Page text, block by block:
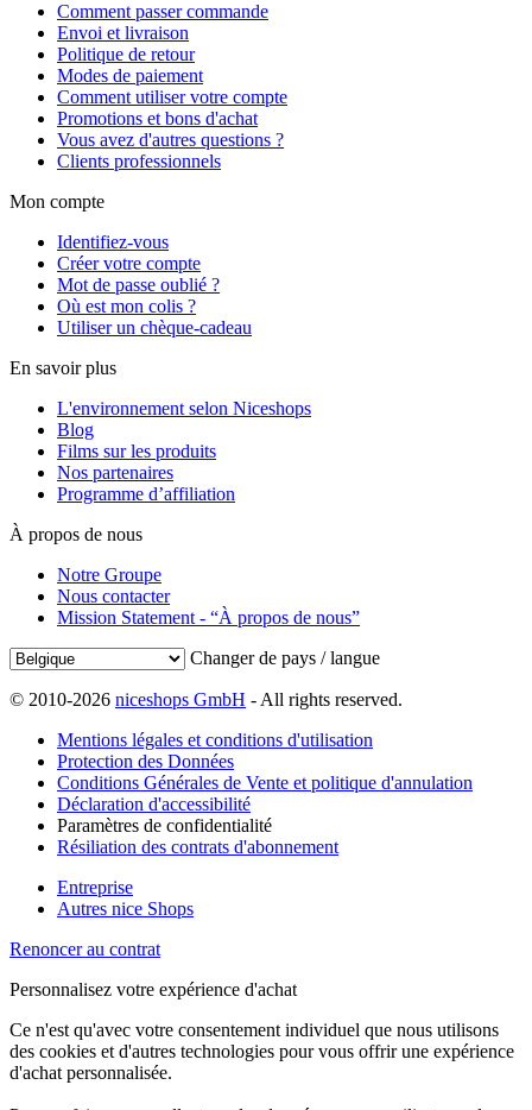
Comment passer commande
Envoi et livraison
Politique de retour
Modes de paiement
Comment utiliser votre compte
Promotions et bons d'achat
Vous avez d'autres questions ?
Clients professionnels
Mon compte
Identifiez-vous
Créer votre compte
Mot de passe oublié ?
Où est mon colis ?
Utiliser un chèque-cadeau
En savoir plus
L'environnement selon Niceshops
Blog
Films sur les produits
Nos partenaires
Programme d’affiliation
À propos de nous
Notre Groupe
Nous contacter
Mission Statement - “À propos de nous”
Changer de pays / langue
© 2010-2026 niceshops GmbH - All rights reserved.
Mentions légales et conditions d'utilisation
Protection des Données
Conditions Générales de Vente et politique d'annulation
Déclaration d'accessibilité
Paramètres de confidentialité
Résiliation des contrats d'abonnement
Entreprise
Autres nice Shops
Renoncer au contrat
Personnalisez votre expérience d'achat
Ce n'est qu'avec votre consentement individuel que nous utilisons
des cookies et d'autres technologies pour vous offrir une expérience
d'achat personnalisée.